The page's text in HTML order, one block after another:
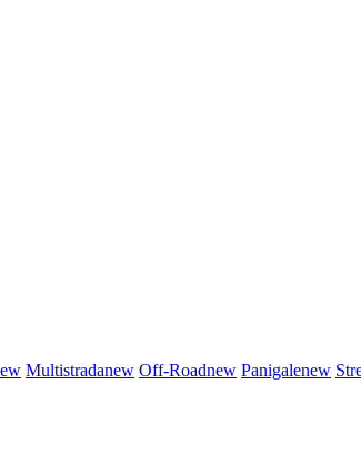
Multistradanew Off-Roadnew Panigalenew